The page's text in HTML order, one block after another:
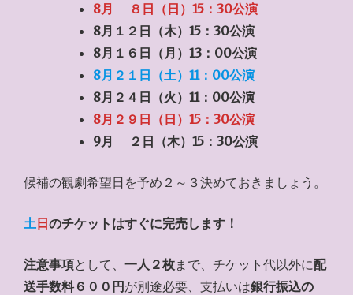
8月 ８日（日）15：30公演
8月１２日（木）15：30公演
8月１６日（月）13：00公演
8月２１日（土）11：00公演
8月２４日（火）11：00公演
8月２９日（日）15：30公演
9月 ２日（木）15：30公演
候補の観劇希望日を予め２～３決めておきましょう。
土日のチケットはすぐに完売します！
注意事項として、 一人２枚まで、チケット代以外に配
送手数料６００円 が別途必要、支払いは銀行振込の